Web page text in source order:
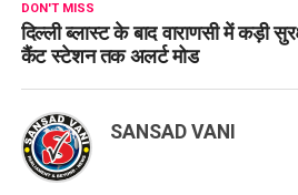
DON'T MISS
दिल्ली ब्लास्ट के बाद वाराणसी में कड़ी
कैंट स्टेशन तक अलर्ट मोड
SANSAD VANI